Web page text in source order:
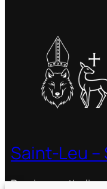
Saint-Leu
Paroisse